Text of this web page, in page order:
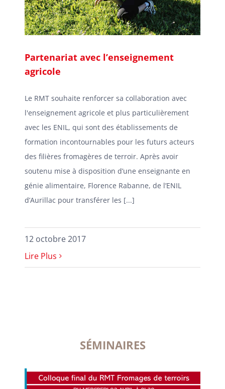
Partenariat avec l’enseignement
agricole
Le RMT souhaite renforcer sa collaboration avec
l'enseignement agricole et plus particulièrement
avec les ENIL, qui sont des établissements de
formation incontournables pour les futurs acteurs
des filières fromagères de terroir. Après avoir
soutenu mise à disposition d’une enseignante en
génie alimentaire, Florence Rabanne, de l’ENIL
d’Aurillac pour transférer les [...]
12 octobre 2017
Lire Plus
SÉMINAIRES